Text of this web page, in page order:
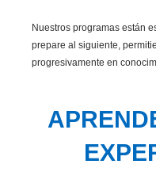
Nuestros programas están
prepare al siguiente,
progresivamente en